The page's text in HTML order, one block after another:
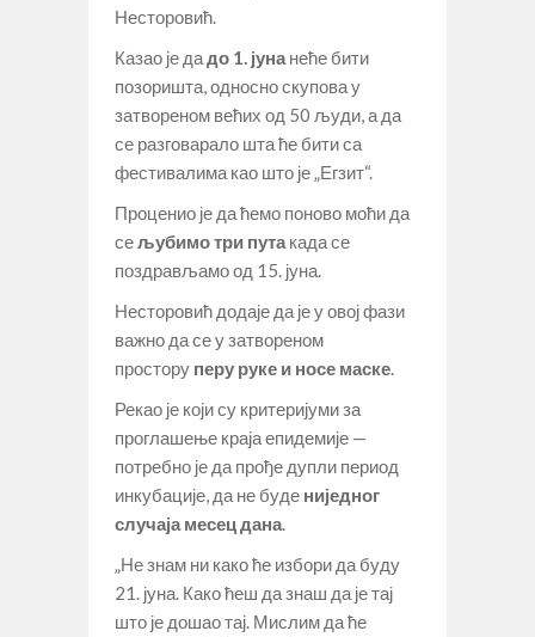
Несторовић.
Казао је да до 1. јуна неће бити
позоришта, односно скупова у
затвореном већих од 50 људи, а да
се разговарало шта ће бити са
фестивалима као што је „Егзит“.
Проценио је да ћемо поново моћи да
се љубимо три пута када се
поздрављамо од 15. јуна.
Несторовић додаје да је у овој фази
важно да се у затвореном
простору перу руке и носе маске
Рекао је који су критеријуми за
проглашење краја епидемије —
потребно је да прође дупли период
инкубације, да не буде ниједног
случаја месец дана
„Не знам ни како ће избори да буду
21. јуна. Како ћеш да знаш да је тај
што је дошао тај. Мислим да ће